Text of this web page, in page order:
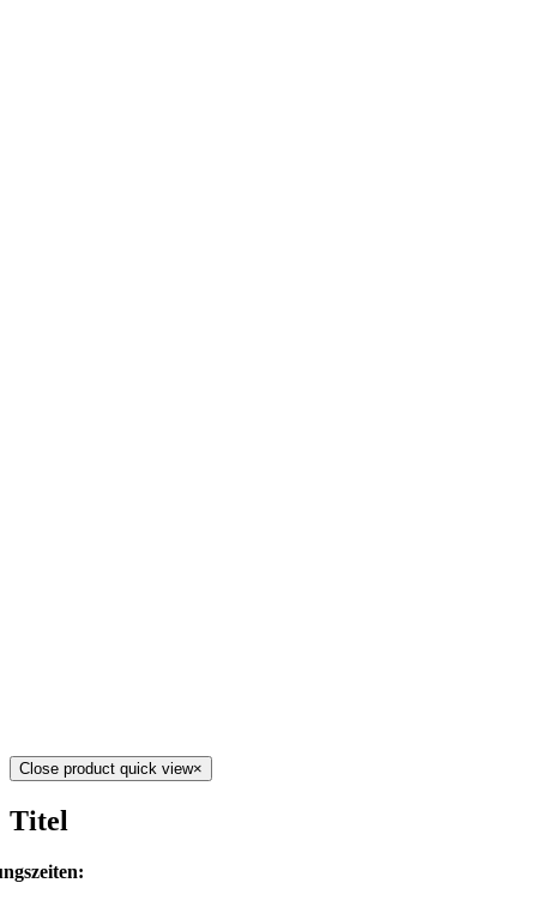
Close product quick view×
Titel